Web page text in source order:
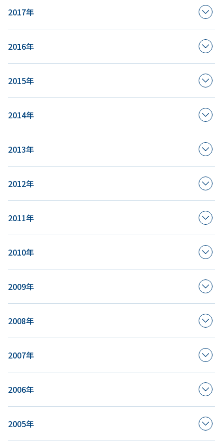
2017年
2016年
2015年
2014年
2013年
2012年
2011年
2010年
2009年
2008年
2007年
2006年
2005年